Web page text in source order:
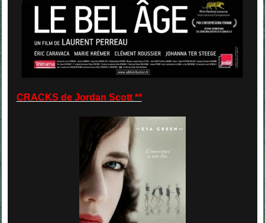
CRACKS de Jordan Scott **